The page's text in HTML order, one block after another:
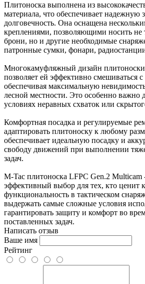
Плитоноска выполнена из
материала, что обеспечивает надежную
долговечность. Она оснащена
креплениями, позволяющими носить не
брони, но и другие необходимые
патронные сумки, фонари,
Многокамуфляжный дизайн
позволяет ей эффективно смешиваться
обеспечивая максимальную
лесной местности. Это особенно важно
условиях неравных схваток или
Комфортная посадка и регулируемые
адаптировать плитоноску к любому
обеспечивает идеальную посадку и
свободу движений при выполнении
задач.
M-Tac плитоноска LFPC Gen.2
эффективный выбор для тех, кто ценит
функциональность в тактическом
выдержать самые сложные условия
гарантировать защиту и комфорт во
поставленных задач.
Написать отзыв
Ваше имя
Рейтинг